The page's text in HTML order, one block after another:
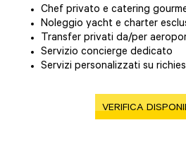
Chef privato e catering
Noleggio yacht e charter
Transfer privati da/per
Servizio concierge dedicato
Servizi personalizzati su
VERIFICA